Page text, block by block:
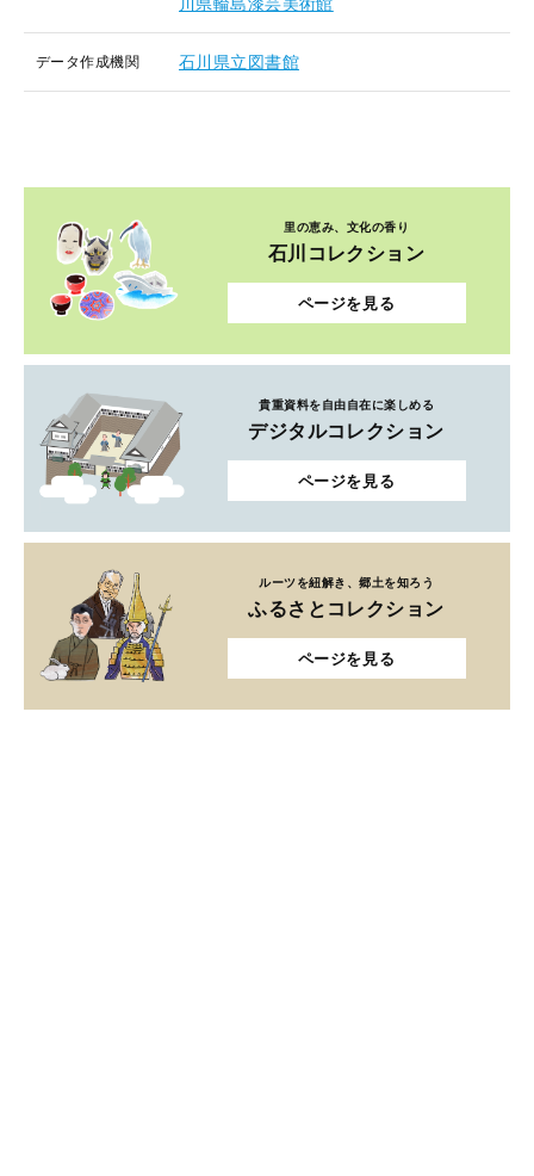
データ作成機関 石川県立図書館
里の恵み、文化の香り
石川コレクション
ページを見る
貴重資料を自由自在に楽しめる
デジタルコレクション
ページを見る
ルーツを紐解き、郷土を知ろう
ふるさとコレクション
ページを見る